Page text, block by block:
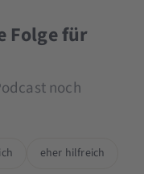
Folge für
noch
eher hilfreich